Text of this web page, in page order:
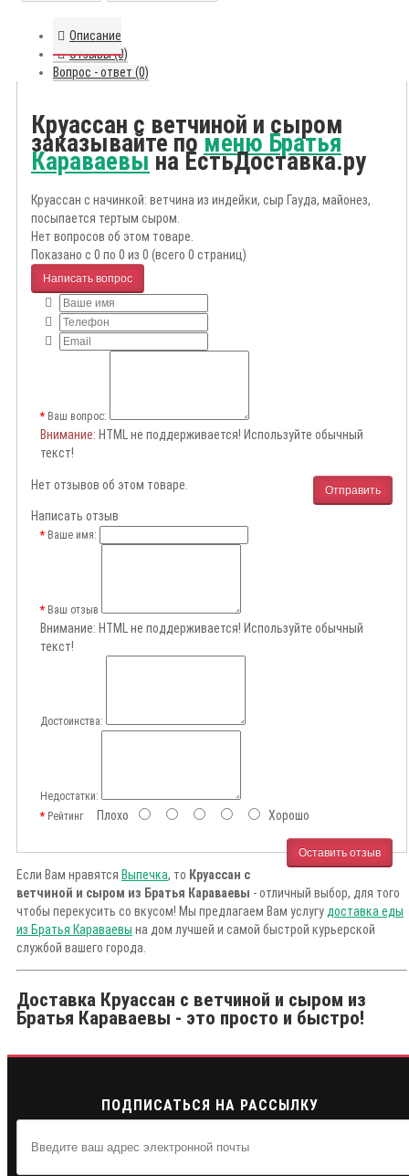
Описание
Отзывы (0)
Вопрос - ответ (0)
Круассан с ветчиной и сыром
заказывайте поменю Братья
Караваевына ЕстьДоставка.ру
Круассан с начинкой: ветчина из индейки, сыр Гауда, майонез,
посыпается тертым сыром.
Нет вопросов об этом товаре.
Показано с 0 по 0 из 0 (всего 0 страниц)
Написать вопрос
Ваш вопрос:
Внимание: HTML не поддерживается! Используйте обычный
текст!
Отправить
Нет отзывов об этом товаре.
Написать отзыв
Ваше имя:
Ваш отзыв
Внимание: HTML не поддерживается! Используйте обычный
текст!
Достоинства:
Недостатки:
РейтингПлохо Хорошо
Оставить отзыв
Если Вам нравятся Выпечка, то Круассан с
ветчиной и сыром из Братья Караваевы - отличный выбор, для того
чтобы перекусить со вкусом! Мы предлагаем Вам услугу доставка еды
из Братья Караваевы на дом лучшей и самой быстрой курьерской
службой вашего города.
Доставка Круассан с ветчиной и сыром из
Братья Караваевы - это просто и быстро!
ПОДПИСАТЬСЯ НА РАССЫЛКУ